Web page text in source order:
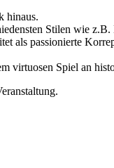
hinaus.
Stilen wie
als passionierte
virtuosen Spiel an